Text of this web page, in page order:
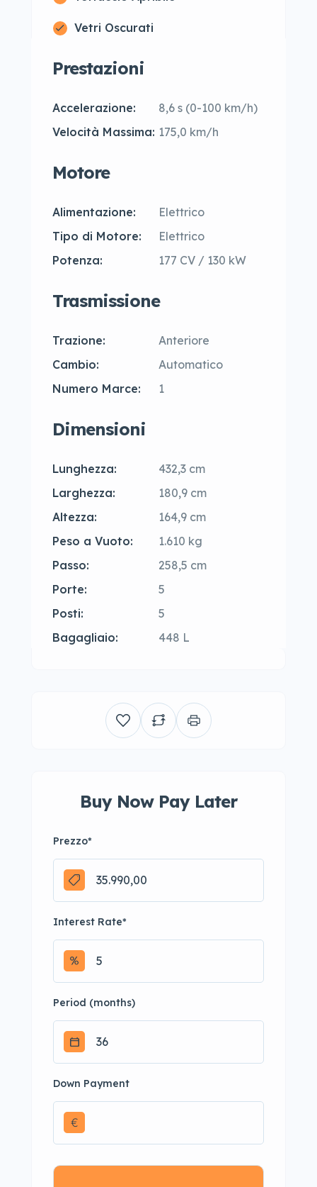
Vetri Oscurati
Prestazioni
Accelerazione:
8,6 s (0-100 km/h)
Velocità Massima: 175,0 km/h
Motore
Alimentazione:
Elettrico
Tipo di Motore:
Elettrico
Potenza:
177 CV / 130 kW
Trasmissione
Trazione:
Anteriore
Cambio:
Automatico
Numero Marce:
1
Dimensioni
Lunghezza:
432,3 cm
Larghezza:
180,9 cm
Altezza:
164,9 cm
Peso a Vuoto:
1.610 kg
Passo:
258,5 cm
Porte:
5
Posti:
5
Bagagliaio:
448 L
Buy Now Pay Later
Prezzo*
Interest Rate*
Period (months)
Down Payment
€